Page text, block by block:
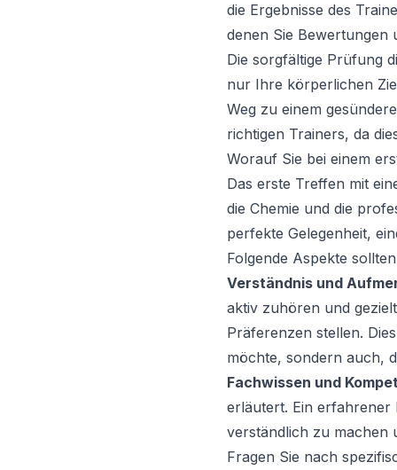
die Ergebnisse des
denen Sie Bewertungen
Die sorgfältige Prüfung
nur Ihre körperlichen
Weg zu einem
richtigen Trainers, da
Worauf Sie bei einem
Das erste Treffen mit
die Chemie und die
perfekte Gelegenheit,
Folgende Aspekte
Verständnis und
aktiv zuhören und
Präferenzen stellen.
möchte, sondern auch,
Fachwissen und
erläutert. Ein erfahrener
verständlich zu machen
Fragen Sie nach